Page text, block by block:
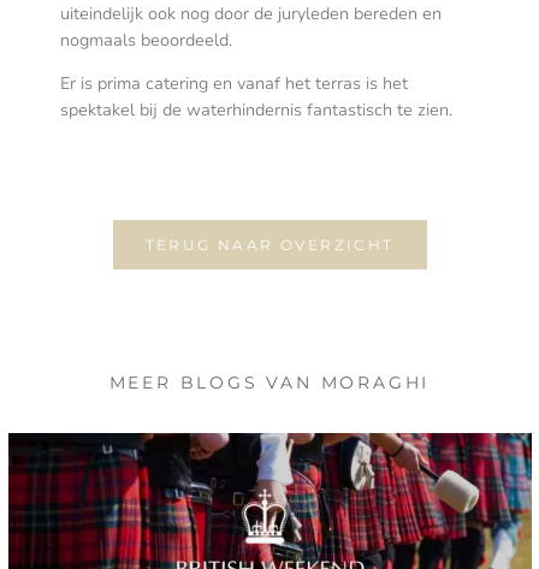
uiteindelijk ook nog door de juryleden bereden en
nogmaals beoordeeld.
Er is prima catering en vanaf het terras is het
spektakel bij de waterhindernis fantastisch te zien.
TERUG NAAR OVERZICHT
MEER BLOGS VAN MORAGHI